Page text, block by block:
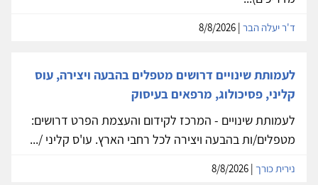
ד'ר יעלה הבר
לעמותת שינויים דרושים מטפלים בהבעה ויצירה, עוס
קליני, פסיכולוג, מרפאים בעיסוק
לעמותת שינויים - המרכז לקידום והעצמת הפרט דרושים:
מטפלים/ות בהבעה ויצירה לכל רחבי הארץ. עו'ס קליני /...
נירית כורך